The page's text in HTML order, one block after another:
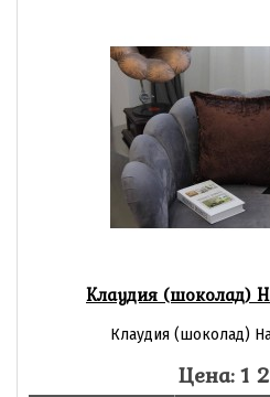
Клаудия (шоколад)
Клаудия (шоколад)
Цена: 1